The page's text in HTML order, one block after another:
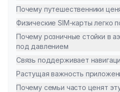
Почему путешественники
Физические SIM-карты легко
Почему розничные стойки в
под давлением
Связь поддерживает
Растущая важность
Почему семьи часто ценят